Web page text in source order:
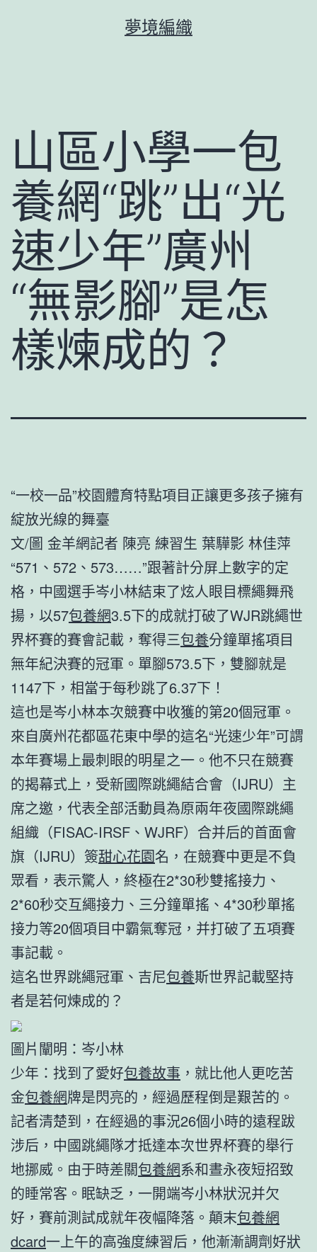
夢境編織
山區小學一包
養網“跳”出“光
速少年”廣州
“無影腳”是怎
樣煉成的？
“一校一品”校園體育特點項目正讓更多孩子擁有
綻放光線的舞臺
文/圖 金羊網記者 陳亮 練習生 葉驊影 林佳萍
“571、572、573……”跟著計分屏上數字的定
格，中國選手岑小林結束了炫人眼目標繩舞飛
揚，以57包養網3.5下的成就打破了WJR跳繩世
界杯賽的賽會記載，奪得三包養分鐘單搖項目
無年紀決賽的冠軍。單腳573.5下，雙腳就是
1147下，相當于每秒跳了6.37下！
這也是岑小林本次競賽中收獲的第20個冠軍。
來自廣州花都區花東中學的這名“光速少年”可謂
本年賽場上最刺眼的明星之一。他不只在競賽
的揭幕式上，受新國際跳繩結合會（IJRU）主
席之邀，代表全部活動員為原兩年夜國際跳繩
組織（FISAC-IRSF、WJRF）合并后的首面會
旗（IJRU）簽甜心花園名，在競賽中更是不負
眾看，表示驚人，終極在2*30秒雙搖接力、
2*60秒交互繩接力、三分鐘單搖、4*30秒單搖
接力等20個項目中霸氣奪冠，并打破了五項賽
事記載。
這名世界跳繩冠軍、吉尼包養斯世界記載堅持
者是若何煉成的？
圖片闡明：岑小林
少年：找到了愛好包養故事 ，就比他人更吃苦
金包養網牌是閃亮的，經過歷程倒是艱苦的。
記者清楚到，在經過的事況26個小時的遠程跋
涉后，中國跳繩隊才抵達本次世界杯賽的舉行
地挪威。由于時差關包養網系和晝永夜短招致
的睡常客。眠缺乏，一開端岑小林狀況并欠
好，賽前測試成就年夜幅降落。顛末包養網
dcard一上午的高強度練習后，他漸漸調劑好狀